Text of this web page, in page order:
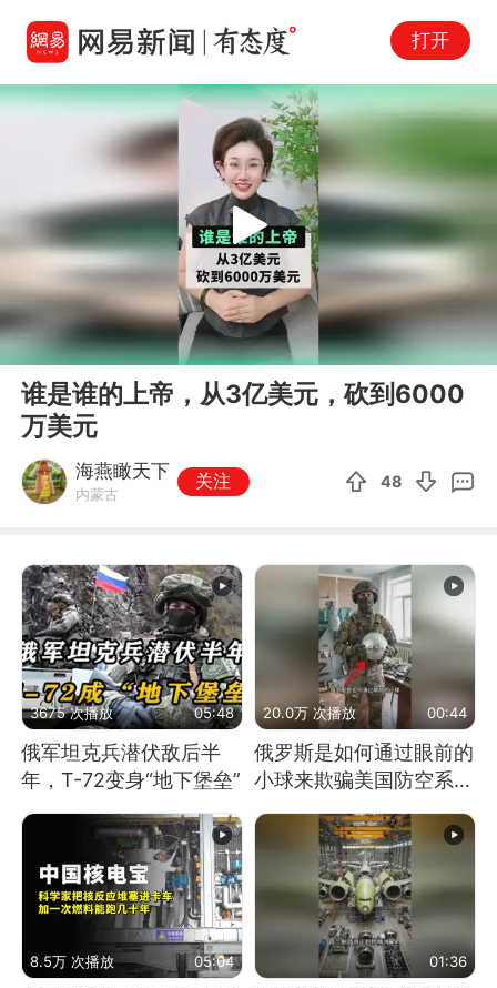
打开
00:00 02:00
Play
谁是谁的上帝，从3亿美元，砍到6000
万美元
海燕瞰天下
内蒙古
关注 48
3675 次播放 05:48
俄军坦克兵潜伏敌后半
年，T-72变身“地下堡垒”
20.0万 次播放 00:44
俄罗斯是如何通过眼前的
小球来欺骗美国防空系统
的
8.5万 次播放 05:04 01:36